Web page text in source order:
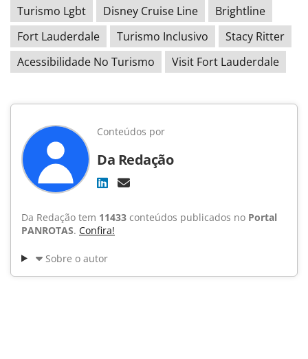
Turismo Lgbt Disney Cruise Line
Brightline
Fort Lauderdale
Turismo Inclusivo
Stacy Ritter
Acessibilidade No Turismo
Visit Fort Lauderdale
Conteúdos por
Da Redação
Da Redação tem 11433 conteúdos publicados no Portal
PANROTAS. Confira!
Sobre o autor